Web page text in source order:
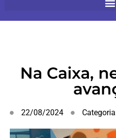
Na Caixa,
22/08/2024